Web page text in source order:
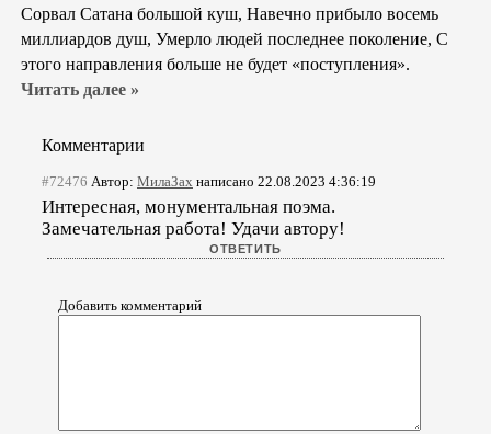
Сорвал Сатана большой куш, Навечно прибыло восемь
миллиардов душ, Умерло людей последнее поколение, С
этого направления больше не будет «поступления».
Читать далее »
Комментарии
#72476 Автор: МилаЗах написано 22.08.2023 4:36:19
Интересная, монументальная поэма.
Замечательная работа! Удачи автору!
Добавить комментарий